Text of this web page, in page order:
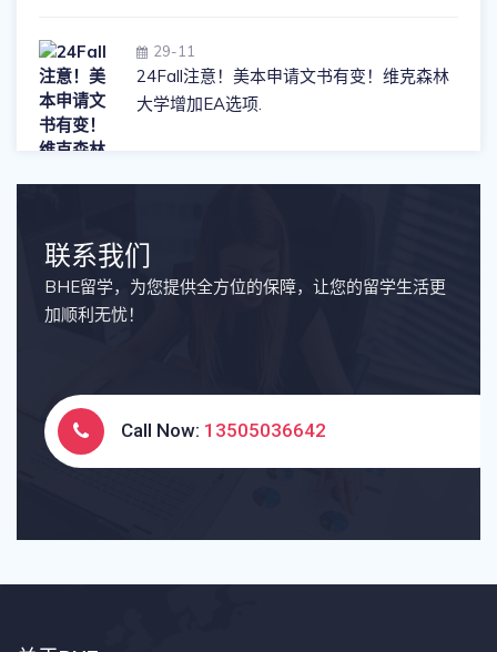
29-11
24Fall注意！美本申请文书有变！维克森林
大学增加EA选项.
联系我们
BHE留学，为您提供全方位的保障，让您的留学生活更
加顺利无忧！
Call Now: 13505036642